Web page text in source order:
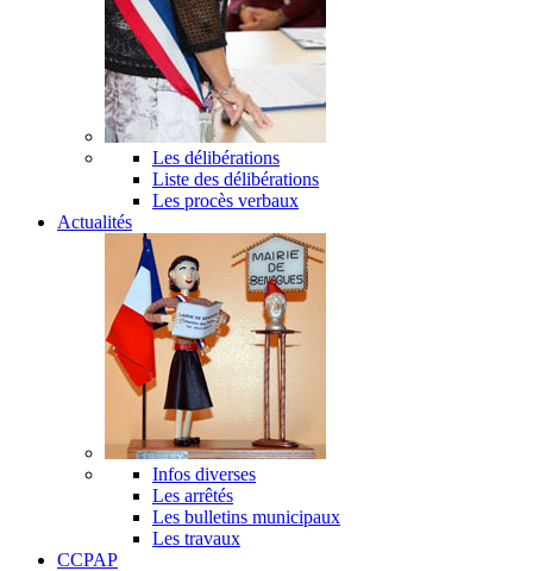
Les délibérations
Liste des délibérations
Les procès verbaux
Actualités
Infos diverses
Les arrêtés
Les bulletins municipaux
Les travaux
CCPAP